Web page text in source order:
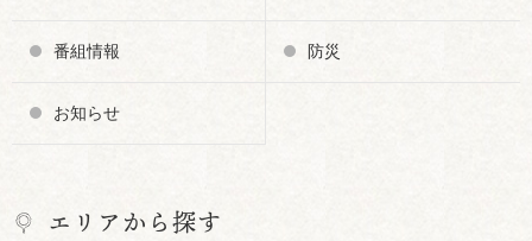
番組情報 防災
お知らせ
エリアから探す